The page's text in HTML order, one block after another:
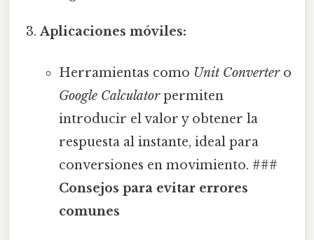
Aplicaciones móviles:
Herramientas como Unit Convertero
Google Calculatorpermiten
introducir el valor y obtener la
respuesta al instante, ideal para
conversiones en movimiento. ###
Consejos para evitar errores
comunes